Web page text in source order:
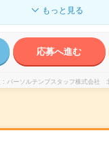
もっと見る
応募へ進む
パーソルテンプスタッフ株式会社